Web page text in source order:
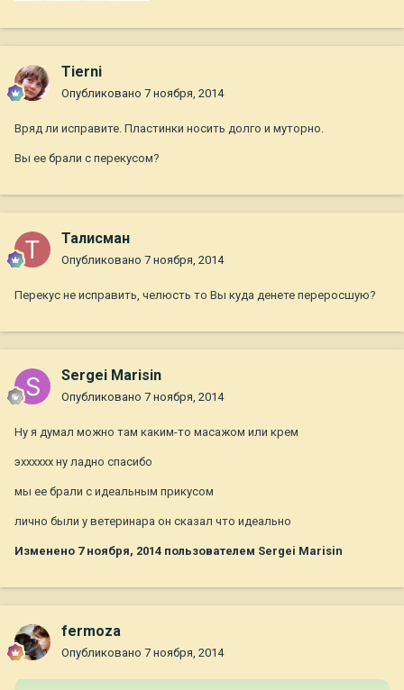
Tierni
Опубликовано 7 ноября, 2014
Вряд ли исправите. Пластинки носить долго и муторно.
Вы ее брали с перекусом?
Талисман
Опубликовано 7 ноября, 2014
Перекус не исправить, челюсть то Вы куда денете переросшую?
Sergei Marisin
Опубликовано 7 ноября, 2014
Ну я думал можно там каким-то масажом или крем
эхххххх ну ладно спасибо
мы ее брали с идеальным прикусом
лично были у ветеринара он сказал что идеально
Изменено 7 ноября, 2014 пользователем Sergei Marisin
fermoza
Опубликовано 7 ноября, 2014